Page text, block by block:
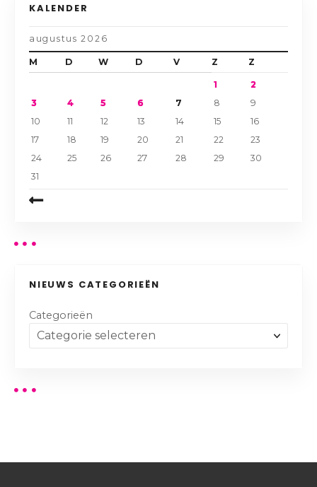
KALENDER
augustus 2026
M D W D V Z Z
1
2
3
4 5 6 7 8
9
10
11 12 13 14 15
16
17
18 19 20 21 22
23
24
25 26 27 28 29
30
31
NIEUWS CATEGORIEËN
Categorieën